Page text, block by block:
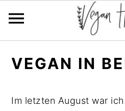
navigation
content
sidebar
VEGAN IN
Im letzten August war